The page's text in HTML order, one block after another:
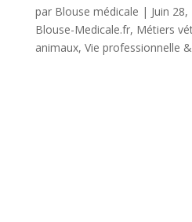
par Blouse médicale | Juin 28,
Blouse-Medicale.fr, Métiers
animaux, Vie professionnelle